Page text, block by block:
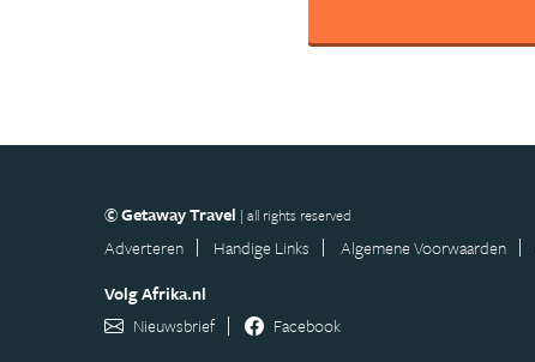
© Getaway Travel | all rights reserved
Adverteren Handige Links Algemene Voorwaarden
Volg Afrika.nl
Nieuwsbrief
Facebook